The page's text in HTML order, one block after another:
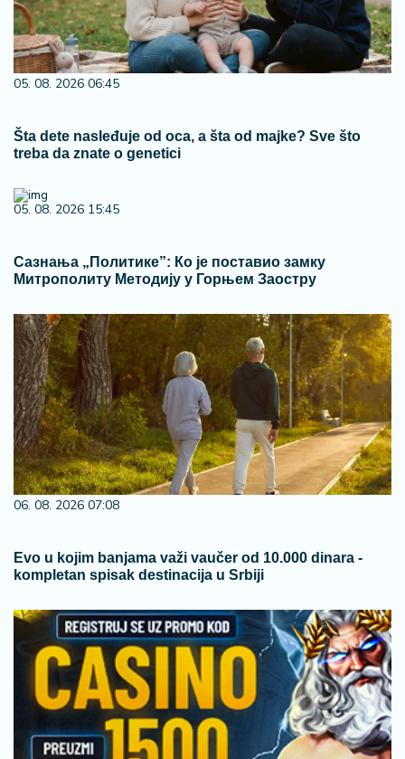
05. 08. 2026 06:45
Šta dete nasleđuje od oca, a šta od majke? Sve što
treba da znate o genetici
05. 08. 2026 15:45
Сазнања „Политике”: Ко је поставио замку
Митрополиту Методију у Горњем Заостру
06. 08. 2026 07:08
Evo u kojim banjama važi vaučer od 10.000 dinara -
kompletan spisak destinacija u Srbiji